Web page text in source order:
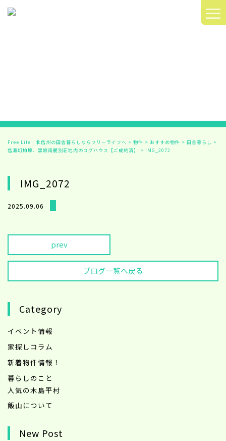
≡
Free Life｜北信州の田舎暮らしならフリーライフへ > 物件 > おすすめ物件 > 田舎暮らし >
信濃町柏原、黒姫南麓別荘地内のログハウス【ご成約済】
> IMG_2072
IMG_2072
2025.09.06
prev
ブログ一覧へ戻る
Category
イベント情報
家探しコラム
新着物件情報！
暮らしのこと
人気の木島平村
飯山について
New Post